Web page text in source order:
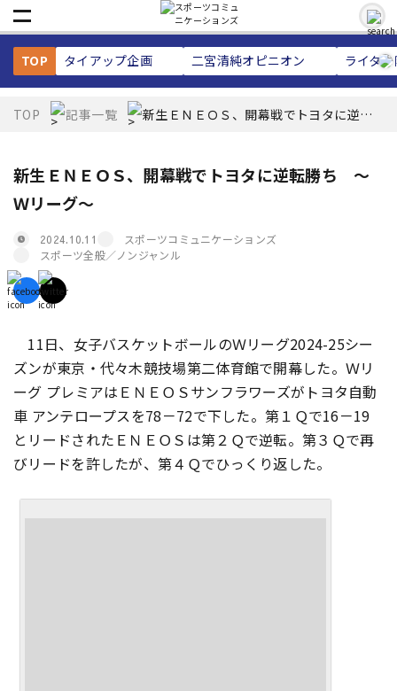
TOP タイアップ企画 二宮清純オピニオン ライタ
TOP 記事一覧 新生ＥＮＥＯＳ、開幕戦でトヨタに逆転
新生ＥＮＥＯＳ、開幕戦でトヨタに逆転勝ち ～
Ｗリーグ～
2024.10.11
スポーツコミュニケーションズ
スポーツ全般／ノンジャンル
11日、女子バスケットボールのＷリーグ2024-25シー
ズンが東京・代々木競技場第二体育館で開幕した。Ｗリ
ーグ プレミアはＥＮＥＯＳサンフラワーズがトヨタ自動
車 アンテロープスを78－72で下した。第１Ｑで16－19
とリードされたＥＮＥＯＳは第２Ｑで逆転。第３Ｑで再
びリードを許したが、第４Ｑでひっくり返した。